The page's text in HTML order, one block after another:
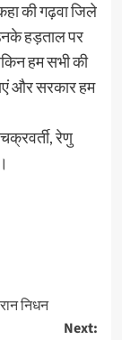
की गढ़वा जिले
हड़ताल पर
हम सभी की
और सरकार हम
रेणु
निधन
Next: